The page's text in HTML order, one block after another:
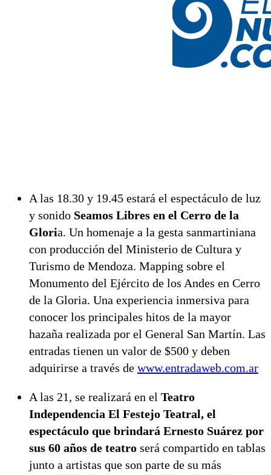
A las 18.30 y 19.45 estará el espectáculo de luz
y sonido Seamos Libres en el Cerro de la
Gloria. Un homenaje a la gesta sanmartiniana
con producción del Ministerio de Cultura y
Turismo de Mendoza. Mapping sobre el
Monumento del Ejército de los Andes en Cerro
de la Gloria. Una experiencia inmersiva para
conocer los principales hitos de la mayor
hazaña realizada por el General San Martín. Las
entradas tienen un valor de $500 y deben
adquirirse a través de www.entradaweb.com.ar
A las 21, se realizará en el Teatro
Independencia El Festejo Teatral, el
espectáculo que brindará Ernesto Suárez por
sus 60 años de teatro será compartido en tablas
junto a artistas que son parte de su más